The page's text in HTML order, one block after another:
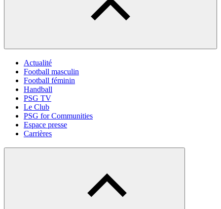
Actualité
Football masculin
Football féminin
Handball
PSG TV
Le Club
PSG for Communities
Espace presse
Carrières